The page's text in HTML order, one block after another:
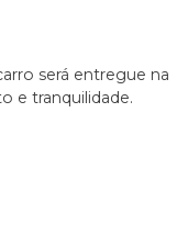
será entregue na
e tranquilidade.